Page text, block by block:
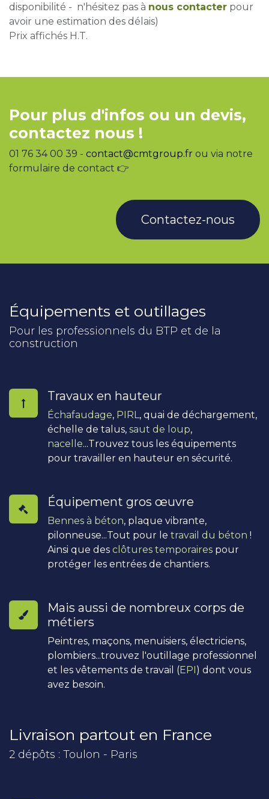
disponibilité - n'hésitez pas à nous contacter pour
avoir une estimation des délais)
Prix affichés H.T.
Pour plus d'infos ou un devis,
contactez nous !
01 76 34 00 39 - contact@cmtgroup.fr ou via notre
formulaire de contact 👉
Contactez-nous
Équipements et outillages
Pour les professionnels du BTP et de la
construction
Travaux en hauteur
Échafaudage, PIRL, quai de déchargement,
échelle de talus, saut de loup,
nacelle...Trouvez tous les équipements
pour travailler en hauteur en sécurité.
Équipement gros œuvre
Bennes à béton, plaque vibrante,
pilonneuse...Tout pour le travail du béton !
Ainsi que des clôtures temporaires pour
protéger les entrées de chantiers.
Mais aussi de nombreux corps de
métiers
Peintres, maçons, menuisiers, électriciens,
plombiers...trouvez l'outillage professionnel
et les vêtements de travail (EPI ) dont vous
avez besoin.
Livraison partout en France
2 dépôts : Toulon - Paris